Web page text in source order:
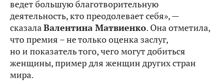
ведет большую благотворительную
деятельность, кто преодолевает себя», —
сказалаВалентина Матвиенко. Она отметила,
что премия – не только оценка заслуг,
но и показатель того, чего могут добиться
женщины, пример для женщин других стран
мира.